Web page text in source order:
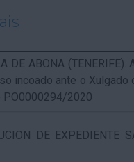
DE ABONA
incoado ante o
PO0000294/2020
DE